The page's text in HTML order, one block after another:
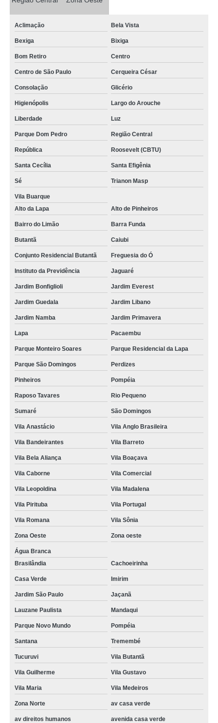
manutenção de freezer vertical vila palmeiras
manutenção de freezer e geladeira vila baruel
manutenção de freezer e geladeira preço vila romero
manutenção freezer vertical República
valor de manutenção de freezer Rio Pequeno
manutenção de freezer e geladeira orçamento vila baruel
valor de manutenção em freezer Rio Pequeno
valor de manutenção freezer metalfrio Imirim
valor de manutenção de freezer e geladeira vila diva
manutenção freezer preço Jardim Guedala
valor de manutenção freezer vertical freguesia do ó
manutenção freezer Jardim Guedala
empresa de manutenção freezer metalfrio Vila Maria
empresa de manutenção de freezer vertical avenida imirin
valor de manutenção de freezer vertical Vila Madalena
manutenção de freezer Vila Guilherme
empresa de manutenção preventiva freezer Vila Pirituba
manutenção freezer preço avenida inajar de souza
empresa de manutenção freezer vertical Glicério
manutenção em freezer vila roque
empresa de manutenção de freezer e geladeira Instituto da Previdência
manutenção de freezer e geladeira rua zilda
freezer manutenção orçamento Vila Medeiros
valor de manutenção de freezer horizontal Jardim Everest
manutenção de freezer e geladeira preço Sumarezinho
manutenção de freezer horizontal Zona Norte
valor de manutenção freezer vertical Vila Gustavo
manutenção freezer metalfrio rua joao ruthe
valor de manutenção preventiva freezer Alto de Pinheiros
empresa de manutenção de freezer Zona Norte
empresa de manutenção de freezer horizontal avenida inajar de souza
manutenção freezer vertical Sumaré
empresa de manutenção freezer Instituto da Previdência
empresa de manutenção em freezer Zona oeste
manutenção preventiva freezer rua joao ruthe
manutenção preventiva freezer orçamento Pompéia
Aclimação Bela Vista
Bexiga Bixiga
Bom Retiro Centro
Centro de São Paulo Cerqueira César
Consolação Glicério
Higienópolis Largo do Arouche
Liberdade Luz
Parque Dom Pedro Região Central
República Roosevelt (CBTU)
Santa Cecília Santa Efigênia
Sé Trianon Masp
Vila Buarque
Alto da Lapa
Alto de Pinheiros
Bairro do Limão Barra Funda
Butantã Caiubi
Conjunto Residencial Butantã Freguesia do Ó
Instituto da Previdência Jaguaré
Jardim Bonfiglioli Jardim Everest
Jardim Guedala Jardim Libano
Jardim Namba Jardim Primavera
Lapa Pacaembu
Parque Monteiro Soares Parque Residencial da Lapa
Parque São Domingos Perdizes
Pinheiros Pompéia
Raposo Tavares Rio Pequeno
Sumaré São Domingos
Vila Anastácio Vila Anglo Brasileira
Vila Bandeirantes Vila Barreto
Vila Bela Aliança Vila Boaçava
Vila Caborne Vila Comercial
Vila Leopoldina Vila Madalena
Vila Pirituba Vila Portugal
Vila Romana Vila Sônia
Zona Oeste Zona oeste
Água Branca
Brasilândia
Cachoeirinha
Casa Verde Imirim
Jardim São Paulo Jaçanã
Lauzane Paulista Mandaqui
Parque Novo Mundo Pompéia
Santana Tremembé
Tucuruvi Vila Butantã
Vila Guilherme Vila Gustavo
Vila Maria Vila Medeiros
Zona Norte av casa verde
av direitos humanos avenida casa verde